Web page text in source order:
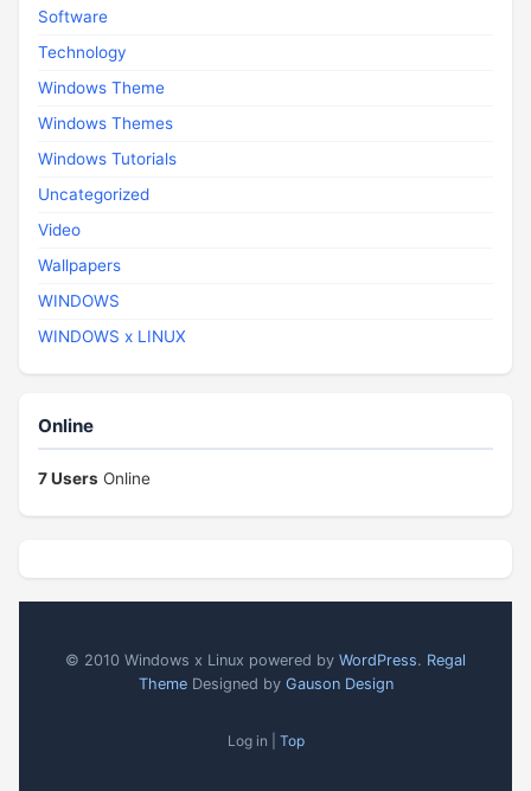
Software
Technology
Windows Theme
Windows Themes
Windows Tutorials
Uncategorized
Video
Wallpapers
WINDOWS
WINDOWS x LINUX
Online
7 Users Online
© 2010 Windows x Linux powered by WordPress. Regal
ThemeDesigned by Gauson Design
Log in | Top